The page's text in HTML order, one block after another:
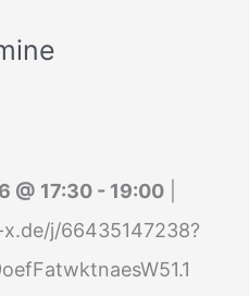
@ 17:30- 19:00|
j/66435147238?